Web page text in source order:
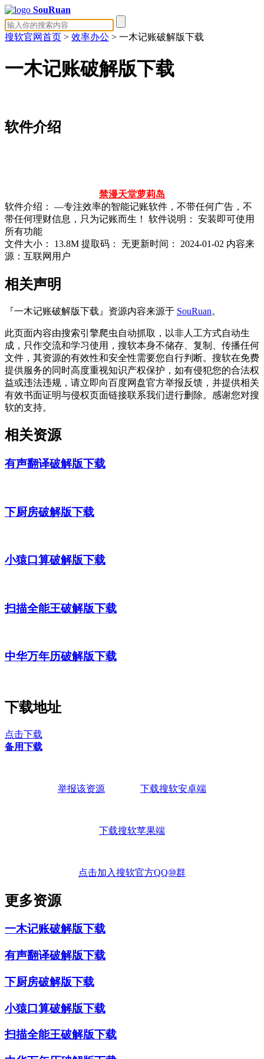
SouRuan
搜软官网首页 > 效率办公 > 一木记账破解版下载
一木记账破解版下载
软件介绍
禁漫天堂萝莉岛
软件介绍： —专注效率的智能记账软件，不带任何广告，不
带任何理财信息，只为记账而生！ 软件说明： 安装即可使用
所有功能
文件大小：
13.8M 提取码： 无更新时间： 2024-01-02 内容来
源：互联网用户
相关声明
『一木记账破解版下载』资源内容来源于 SouRuan。
此页面内容由搜索引擎爬虫自动抓取，以非人工方式自动生
成，只作交流和学习使用，搜软本身不储存、复制、传播任何
文件，其资源的有效性和安全性需要您自行判断。搜软在免费
提供服务的同时高度重视知识产权保护，如有侵犯您的合法权
益或违法违规，请立即向百度网盘官方举报反馈，并提供相关
有效书面证明与侵权页面链接联系我们进行删除。感谢您对搜
软的支持。
相关资源
有声翻译破解版下载
下厨房破解版下载
小猿口算破解版下载
扫描全能王破解版下载
中华万年历破解版下载
下载地址
点击下载
备用下载
举报该资源 下载搜软安卓端
下载搜软苹果端
点击加入搜软官方QQ⑩群
更多资源
一木记账破解版下载
有声翻译破解版下载
下厨房破解版下载
小猿口算破解版下载
扫描全能王破解版下载